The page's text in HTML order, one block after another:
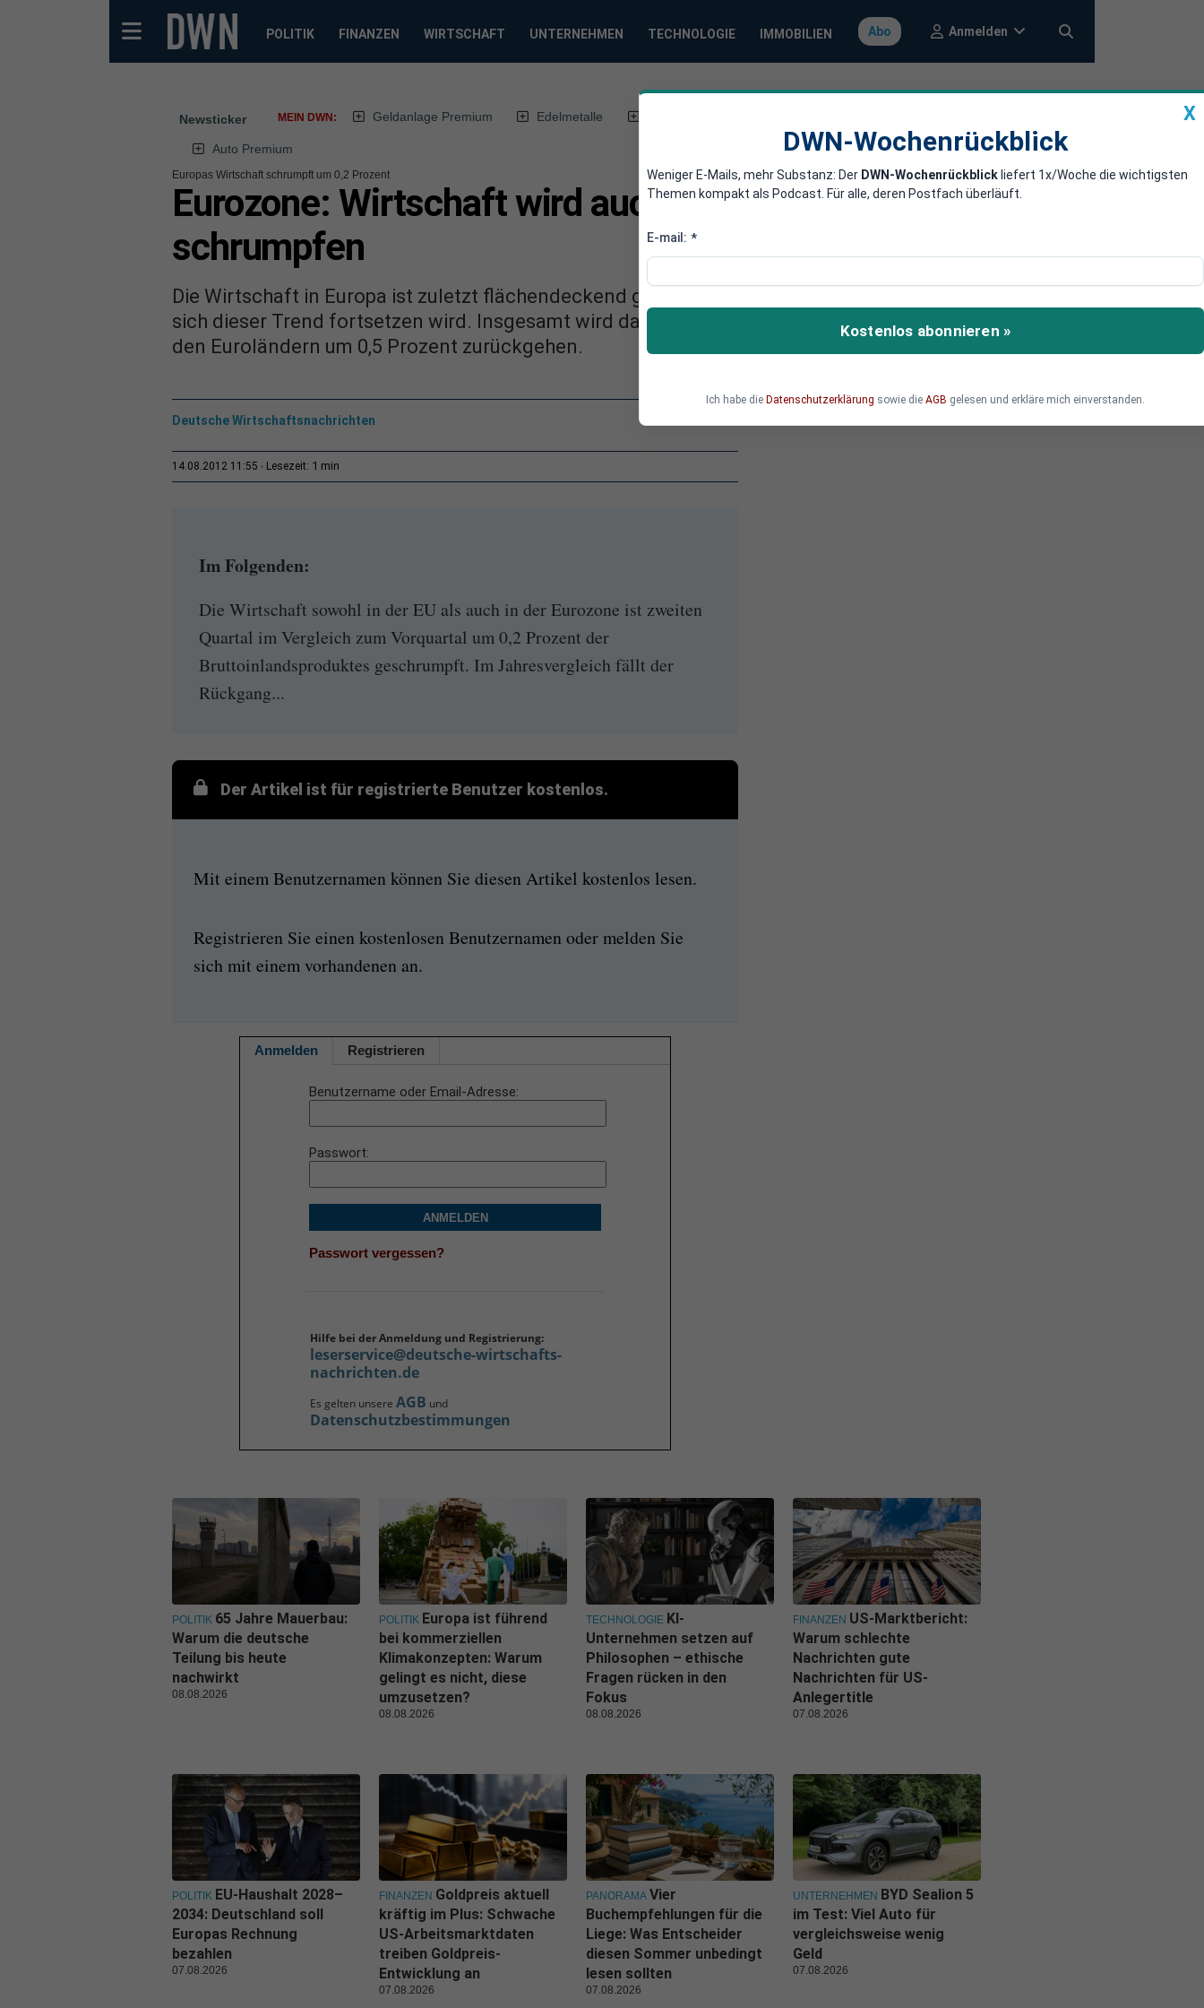
POLITIK FINANZEN WIRTSCHAFT UNTERNEHMEN TECHNOLOGIE IMMOBILIEN Abo Anmelden
Newsticker MEIN DWN: Geldanlage Premium Edelmetalle
Auto Premium
Europas Wirtschaft schrumpft um 0,2 Prozent
Eurozone: Wirtschaft wird auch im dritten Quartal
schrumpfen
Die Wirtschaft in Europa ist zuletzt flächendeckend geschrumpft. Analysten rechnen damit, dass
sich dieser Trend fortsetzen wird. Insgesamt wird das Wirtschaftswachstum in diesem Jahr in
den Euroländern um 0,5 Prozent zurückgehen.
Deutsche Wirtschaftsnachrichten
14.08.2012 11:55 Lesezeit: 1 min
Im Folgenden:
Die Wirtschaft sowohl in der EU als auch in der Eurozone ist zweiten
Quartal im Vergleich zum Vorquartal um 0,2 Prozent der
Bruttoinlandsproduktes geschrumpft. Im Jahresvergleich fällt der
Rückgang...
Der Artikel ist für registrierte Benutzer kostenlos.
Mit einem Benutzernamen können Sie diesen Artikel kostenlos lesen.
Registrieren Sie einen kostenlosen Benutzernamen oder melden Sie
sich mit einem vorhandenen an.
Anmelden Registrieren
Benutzername oder Email-Adresse
Passwort
ANMELDEN
Passwort vergessen?
Hilfe bei der Anmeldung und Registrierung:
leserservice@deutsche-wirtschafts-
nachrichten.de
Es gelten unsere AGB und
Datenschutzbestimmungen
X
DWN-Wochenrückblick
Weniger E-Mails, mehr Substanz: Der DWN-Wochenrückblick liefert 1x/Woche die wichtigsten
Themen kompakt als Podcast. Für alle, deren Postfach überläuft.
E-mail: *
Kostenlos abonnieren »
Ich habe die Datenschutzerklärung sowie die AGB gelesen und erkläre mich einverstanden.
POLITIK 65 Jahre Mauerbau:
Warum die deutsche
Teilung bis heute
nachwirkt
08.08.2026
POLITIK Europa ist führend
bei kommerziellen
Klimakonzepten: Warum
gelingt es nicht, diese
umzusetzen?
08.08.2026
TECHNOLOGIE KI-
Unternehmen setzen auf
Philosophen – ethische
Fragen rücken in den
Fokus
08.08.2026
FINANZEN US-Marktbericht:
Warum schlechte
Nachrichten gute
Nachrichten für US-
Anlegertitle
07.08.2026
POLITIK EU-Haushalt 2028–
2034: Deutschland soll
Europas Rechnung
bezahlen
07.08.2026
FINANZEN Goldpreis aktuell
kräftig im Plus: Schwache
US-Arbeitsmarktdaten
treiben Goldpreis-
Entwicklung an
07.08.2026
PANORAMA Vier
Buchempfehlungen für die
Liege: Was Entscheider
diesen Sommer unbedingt
lesen sollten
07.08.2026
UNTERNEHMEN BYD Sealion 5
im Test: Viel Auto für
vergleichsweise wenig
Geld
07.08.2026